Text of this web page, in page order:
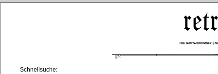
Die Retro-Bibliothek |
Schnellsuche: